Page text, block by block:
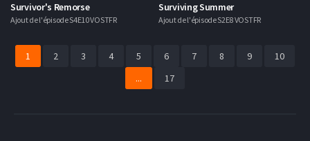
Survivor's Remorse
Ajout de l'épisode S4E10 VOSTFR
Surviving Summer
Ajout de l'épisode S2E8 VOSTFR
1 2 3 4 5 6 7 8 9
10
...
17